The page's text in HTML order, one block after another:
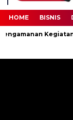
HOME BISNIS